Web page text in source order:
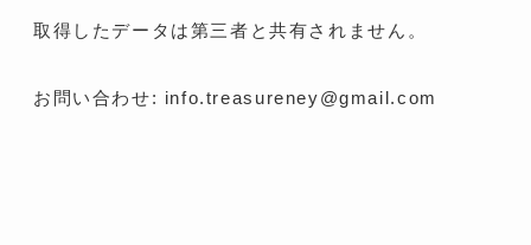
取得したデータは第三者と共有されません。
お問い合わせ: info.treasureney@gmail.com